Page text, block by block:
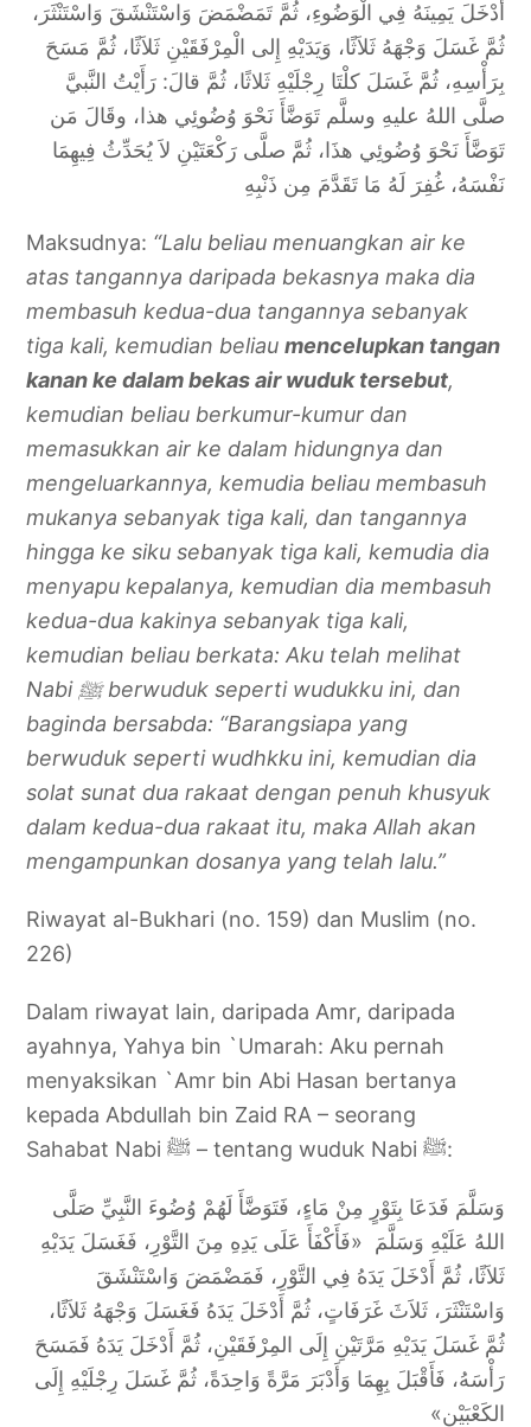
أَدْخَلَ يَمِينَهُ فِي الْوَضُوءِ، ثُمَّ تَمَضْمَضَ وَاسْتَنْشَقَ وَاسْتَنْثَرَ،
ثُمَّ غَسَلَ وَجْهَهُ ثَلاَثًا، وَيَدَيْهِ إِلى الْمِرْفَقَيْنِ ثَلاَثًا، ثُمَّ مَسَحَ
بِرَأْسِهِ، ثُمَّ غَسَلَ كلْتَا رِجْلَيْهِ ثَلاثًا، ثُمَّ قالَ: رَأَيْتُ النَّبيَّ
صلَّى اللهُ عليهِ وسلَّم تَوَضَّأَ نَحْوَ وُضُوئِي هذا، وقَالَ مَن
تَوَضَّأَ نَحْوَ وُضُوئِي هذَا، ثُمَّ صلَّى رَكْعَتَيْنِ لاَ يُحَدِّثُ فِيهِمَا
نَفْسَهُ، غُفِرَ لَهُ مَا تَقَدَّمَ مِن ذَنْبِهِ
Maksudnya: “Lalu beliau menuangkan air ke
atas tangannya daripada bekasnya maka dia
membasuh kedua-dua tangannya sebanyak
tiga kali, kemudian beliaumencelupkan tangan
kanan ke dalam bekas air wuduk tersebut,
kemudian beliau berkumur-kumur dan
memasukkan air ke dalam hidungnya dan
mengeluarkannya, kemudia beliau membasuh
mukanya sebanyak tiga kali, dan tangannya
hingga ke siku sebanyak tiga kali, kemudia dia
menyapu kepalanya, kemudian dia membasuh
kedua-dua kakinya sebanyak tiga kali,
kemudian beliau berkata: Aku telah melihat
Nabi ﷺberwuduk seperti wudukku ini, dan
baginda bersabda: “Barangsiapa yang
berwuduk seperti wudhkku ini, kemudian dia
solat sunat dua rakaat dengan penuh khusyuk
dalam kedua-dua rakaat itu, maka Allah akan
mengampunkan dosanya yang telah lalu.”
Riwayat al-Bukhari (no. 159) dan Muslim (no.
226)
Dalam riwayat lain, daripada Amr, daripada
ayahnya, Yahya bin `Umarah: Aku pernah
menyaksikan `Amr bin Abi Hasan bertanya
kepada Abdullah bin Zaid RA – seorang
Sahabat Nabi ﷺ – tentang wuduk Nabi ﷺ:
وَسَلَّمَ فَدَعَا بِتَوْرٍ مِنْ مَاءٍ، فَتَوَضَّأَ لَهُمْ وُضُوءَ النَّبِيِّ صَلَّى
اللهُ عَلَيْهِ وَسَلَّمَ «فَأَكْفَأَ عَلَى يَدِهِ مِنَ التَّوْرِ، فَغَسَلَ يَدَيْهِ
ثَلاَثًا، ثُمَّ أَدْخَلَ يَدَهُ فِي التَّوْرِ، فَمَضْمَضَ وَاسْتَنْشَقَ
وَاسْتَنْثَرَ، ثَلاَثَ غَرَفَاتٍ، ثُمَّ أَدْخَلَ يَدَهُ فَغَسَلَ وَجْهَهُ ثَلاَثًا،
ثُمَّ غَسَلَ يَدَيْهِ مَرَّتَيْنِ إِلَى المِرْفَقَيْنِ، ثُمَّ أَدْخَلَ يَدَهُ فَمَسَحَ
رَأْسَهُ، فَأَقْبَلَ بِهِمَا وَأَدْبَرَ مَرَّةً وَاحِدَةً، ثُمَّ غَسَلَ رِجْلَيْهِ إِلَى
الكَعْبَيْنِ»